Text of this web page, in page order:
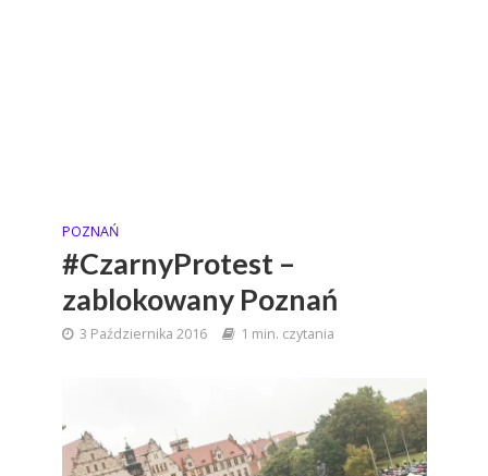
POZNAŃ
#CzarnyProtest –
zablokowany Poznań
3 Października 2016 1 min. czytania